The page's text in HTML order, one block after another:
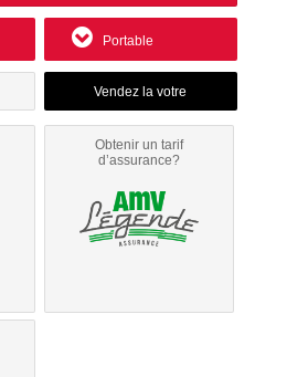
Portable
Obtenir un tarif
d’assurance?